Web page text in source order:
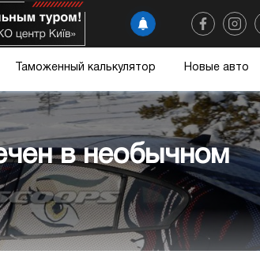
Таможенный калькулятор Новые авто
в необычном